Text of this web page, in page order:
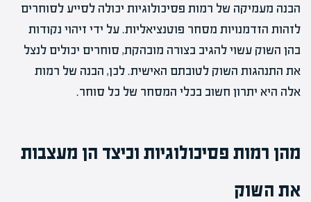
הבנה מעמיקה של רמות פסיכולוגיות יכולה לסייע לסוחרים
לזהות הזדמנויות מסחר פוטנציאליות. על ידי זיהוי נקודות
בהן השוק עשוי להגיב בצורה מובהקת, סוחרים יכולים לנצל
את התנהגות השוק לטובתם האישית. לכן, הבנה של רמות
אלה היא יתרון חשוב בכלי המסחר של כל סוחר.
מהן רמות פסיכולוגיות וכיצד הן מעצבות
את השוק